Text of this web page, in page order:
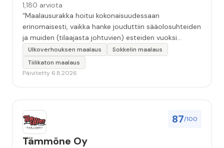
1,180 arviota
“Maalausurakka hoitui kokonaisuudessaan
erinomaisesti, vaikka hanke jouduttiin sääolosuhteiden
ja muiden (tilaajasta johtuvien) esteiden vuoksi
keskeyttämään n. 3 viikoksi. Maalaistulos on oikein
hyvä, yhteydenpito erinomaista, jälkityöt tehtiin
huolellisesti. Suosittelen. Erityiskiitos itse maalareille:
Ulkoverhouksen maalaus
Sokkelin maalaus
Tiilikaton maalaus
Päivitetty 6.8.2026
87/100
Tämmöne Oy